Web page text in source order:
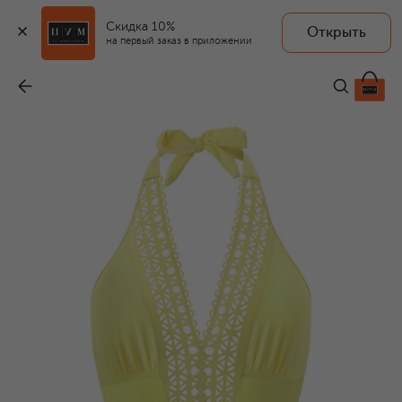
Скидка 10%
на первый заказ в приложении
Открыть
29 526 ₽